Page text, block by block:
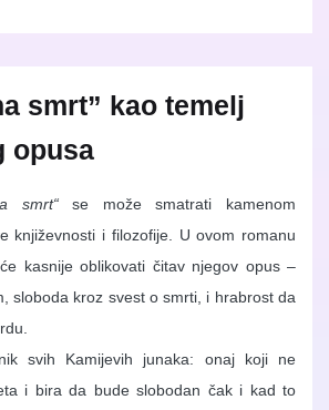
smrt” kao temelj
opusa
smrt“se može smatrati kamenom
književnosti i filozofije. U ovom romanu
kasnije oblikovati čitav njegov opus –
sloboda kroz svest o smrti, i hrabrost da
svih Kamijevih junaka: onaj koji ne
i bira da bude slobodan čak i kad to